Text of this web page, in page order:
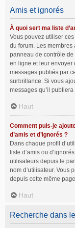
Amis et ignorés
À quoi sert ma liste
Vous pouvez utiliser
du forum. Les membres
panneau de contrôle de
en ligne et leur envoyer
messages publiés par
surbrillance. Si vous
messages qu’il
Haut
Comment puis-je
d’amis et d’ignorés ?
Dans chaque profil
liste d’amis ou
utilisateurs depuis le
nom d’utilisateur. Vous
depuis cette même
Haut
Recherche dans